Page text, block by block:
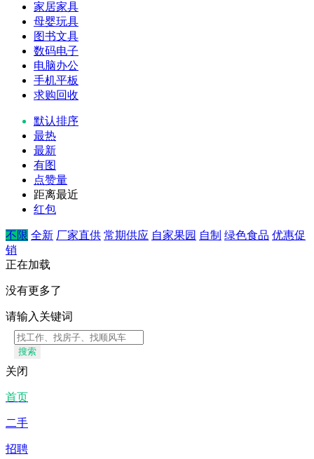
家居家具
母婴玩具
图书文具
数码电子
电脑办公
手机平板
求购回收
默认排序
最热
最新
有图
点赞量
距离最近
红包
不限 全新 厂家直供 常期供应 自家果园 自制 绿色食品 优惠促
销
正在加载
没有更多了
请输入关键词
搜索
关闭
首页
二手
招聘